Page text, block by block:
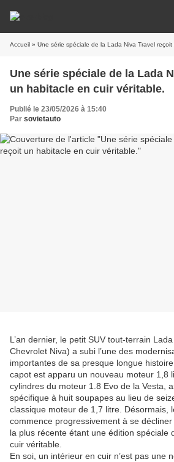
Accueil » Une série spéciale de la Lada Niva Travel reçoit
Une série spéciale de la Lada
un habitacle en cuir véritable.
Publié le 23/05/2026 à 15:40
Par sovietauto
L’an dernier, le petit SUV tout-terrain
Chevrolet Niva) a subi l’une des
importantes de sa presque longue
capot est apparu un nouveau moteur 1,8
cylindres du moteur 1.8 Evo de la Vesta,
spécifique à huit soupapes au lieu de
classique moteur de 1,7 litre. Désormais,
commence progressivement à se décliner
la plus récente étant une édition spéciale
cuir véritable.
En soi, un intérieur en cuir n’est pas une